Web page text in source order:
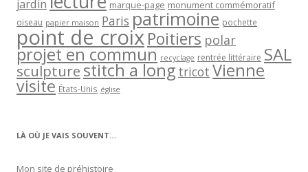
jardin marque-page monument commémoratif
oiseau papier maison Paris patrimoine pochette
point de croixPoitiers polar
projet en commun recyclage rentrée littéraire SAL
sculpturestitch a long tricot Vienne
visite États-Unis église
LÀ OÙ JE VAIS SOUVENT…
Mon site de préhistoire